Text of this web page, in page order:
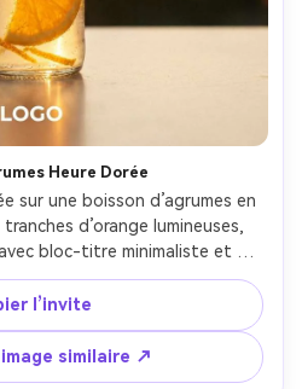
Heure Dorée
sur une boisson d’agrumes en
d’orange lumineuses,
bloc-titre minimaliste et
arrière réfléchie, Sony A1,
avec bel espace négatif,
condensation et reflets
mise au point nette --ar 4:5
l’invite
similaire ↗